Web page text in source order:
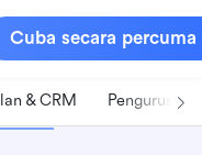
Cuba secara percuma
& CRM Pengurusan